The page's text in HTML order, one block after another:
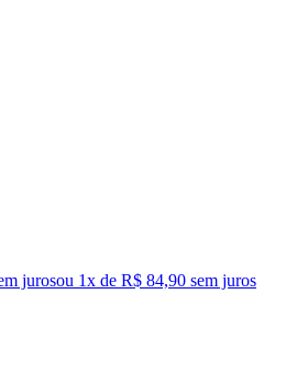
jurosou 1x de R$ 84,90 sem juros